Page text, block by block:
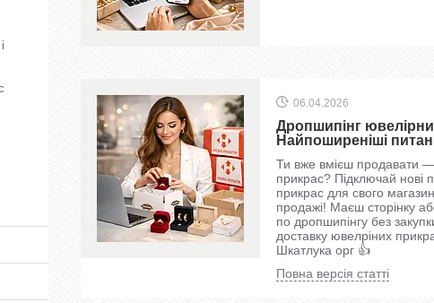
06.04.2026
Дропшипінг
Найпоширеніші
Ти вже вмієш продавати
прикрас? Підключай нові
прикрас для свого
продажі! Маєш сторінку
по дропшипінгу без
доставку ювелріних
Шкатлука орг 👍
Повна версія статті